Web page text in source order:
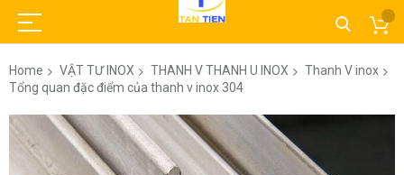
Home VẬT TƯ INOX THANH V THANH U INOX
Thanh V inox
Tổng quan đặc điểm của thanh v inox 304
Skip
to